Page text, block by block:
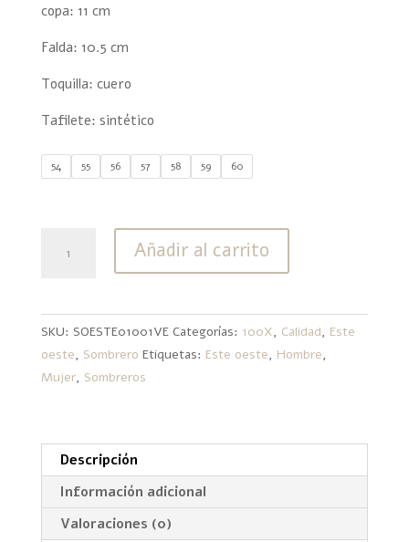
copa: 11 cm
Falda: 10.5 cm
Toquilla: cuero
Tafilete: sintético
54 55 56 57 58 59 60
cantidad
Añadir al carrito
SKU: SOESTE01001VE Categorías: 100X, Calidad, Este
oeste, Sombrero Etiquetas: Este oeste, Hombre,
Mujer, Sombreros
Descripción
Información adicional
Valoraciones (0)